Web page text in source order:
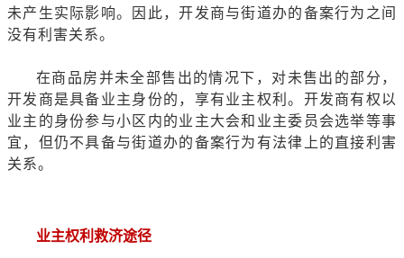
未产生实际影响。因此，开发商与街道办的备案行为之间
没有利害关系。
在商品房并未全部售出的情况下，对未售出的部分，
开发商是具备业主身份的，享有业主权利。开发商有权以
业主的身份参与小区内的业主大会和业主委员会选举等事
宜，但仍不具备与街道办的备案行为有法律上的直接利害
关系。
业主权利救济途径